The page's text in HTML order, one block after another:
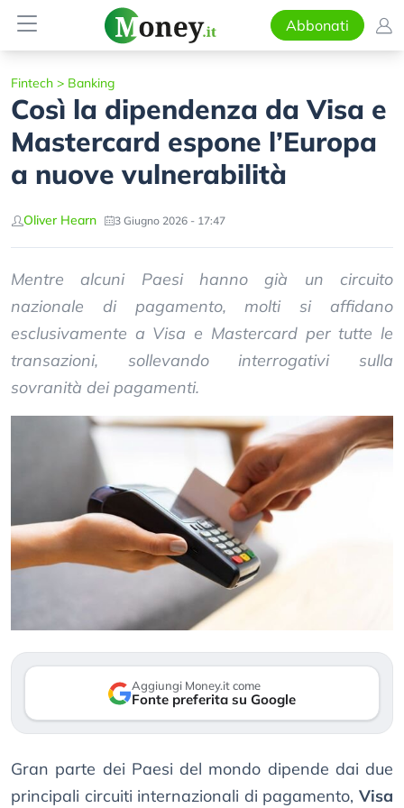
Abbonati
Fintech > Banking
Così la dipendenza da Visa e
Mastercard espone l’Europa
a nuove vulnerabilità
Oliver Hearn 3 Giugno 2026 - 17:47
Mentre alcuni Paesi hanno già un circuito
nazionale di pagamento, molti si affidano
esclusivamente a Visa e Mastercard per tutte le
transazioni, sollevando interrogativi sulla
sovranità dei pagamenti.
Aggiungi Money.it come
Fonte preferita su Google
Gran parte dei Paesi del mondo dipende dai due
principali circuiti internazionali di pagamento, Visa